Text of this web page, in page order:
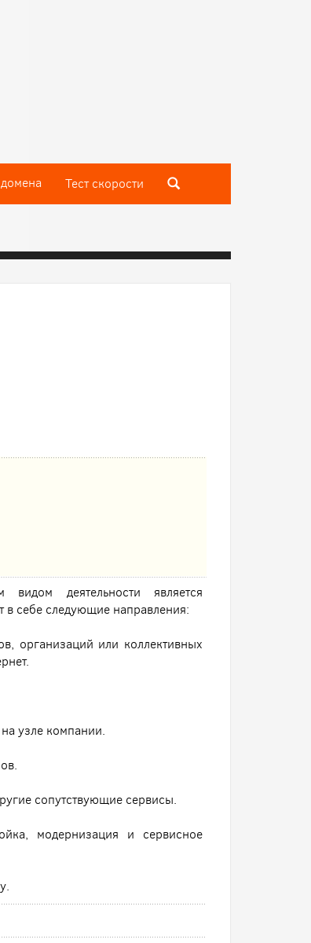
Тест скороcти
деятельности является
в себе следующие направления:
организаций или коллективных
узле компании.
сопутствующие сервисы.
модернизация и сервисное